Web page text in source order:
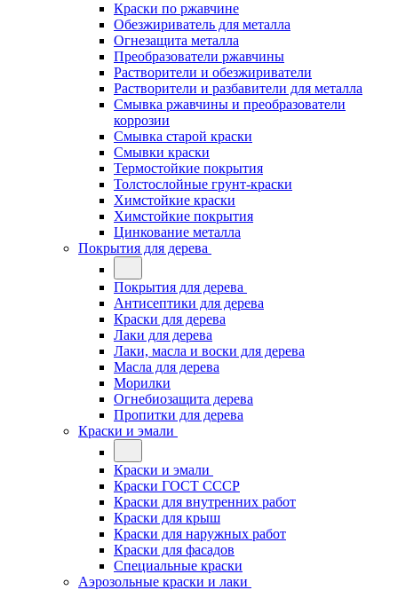
Краски по ржавчине
Обезжириватель для металла
Огнезащита металла
Преобразователи ржавчины
Растворители и обезжириватели
Растворители и разбавители для металла
Смывка ржавчины и преобразователи
коррозии
Смывка старой краски
Смывки краски
Термостойкие покрытия
Толстослойные грунт-краски
Химстойкие краски
Химстойкие покрытия
Цинкование металла
Покрытия для дерева
Покрытия для дерева
Антисептики для дерева
Краски для дерева
Лаки для дерева
Лаки, масла и воски для дерева
Масла для дерева
Морилки
Огнебиозащита дерева
Пропитки для дерева
Краски и эмали
Краски и эмали
Краски ГОСТ СССР
Краски для внутренних работ
Краски для крыш
Краски для наружных работ
Краски для фасадов
Специальные краски
Аэрозольные краски и лаки